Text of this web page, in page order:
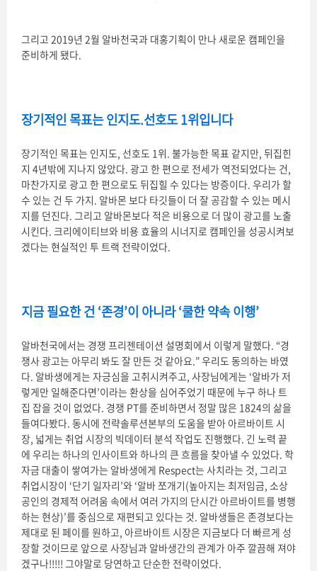
그리고 2019년 2월 알바천국과 대홍기획이 만나 새로운 캠페인을
준비하게 됐다.
장기적인 목표는 인지도.선호도 1위입니다
장기적인 목표는 인지도, 선호도 1위. 불가능한 목표 같지만, 뒤집힌
지 4년밖에 지나지 않았다. 광고 한 편으로 전세가 역전되었다는 건,
마찬가지로 광고 한 편으로도 뒤집힐 수 있다는 방증이다. 우리가 할
수 있는 건 두 가지. 알바몬 보다 타깃들이 더 잘 공감할 수 있는 메시
지를 던진다. 그리고 알바몬보다 적은 비용으로 더 많이 광고를 노출
시킨다. 크리에이티브와 비용 효율의 시너지로 캠페인을 성공시켜보
겠다는 현실적인 투 트랙 전략이었다.
지금 필요한 건 ‘존경’이 아니라 ‘쿨한 약속 이행’
알바천국에서는 경쟁 프리젠테이션 설명회에서 이렇게 말했다. “경
쟁사 광고는 아무리 봐도 잘 만든 것 같아요.” 우리도 동의하는 바였
다. 알바생에게는 자긍심을 고취시켜주고, 사장님에게는 ‘알바가 저
렇게만 일해준다면’이라는 환상을 심어주었기 때문에 누구 하나 트
집 잡을 것이 없었다. 경쟁 PT를 준비하면서 정말 많은 1824의 삶을
들여다봤다. 동시에 전략솔루션본부의 도움을 받아 아르바이트 시
장, 넓게는 취업 시장의 빅데이터 분석 작업도 진행했다. 긴 노력 끝
에 우리는 하나의 인사이트와 하나의 큰 흐름을 찾아낼 수 있었다. 학
자금 대출이 쌓여가는 알바생에게 Respect는 사치라는 것, 그리고
취업시장이 ‘단기 일자리’와 ‘알바 쪼개기(높아지는 최저임금, 소상
공인의 경제적 어려움 속에서 여러 가지의 단시간 아르바이트를 병행
하는 현상)’를 중심으로 재편되고 있다는 것. 알바생들은 존경보다는
제대로 된 페이를 원하고, 아르바이트 시장은 지금보다 더 빠르게 성
장할 것이므로 앞으로 사장님과 알바생간의 관계가 아주 깔끔해 져야
겠구나!!!!! 그야말로 당연하고 단순한 전략이었다.